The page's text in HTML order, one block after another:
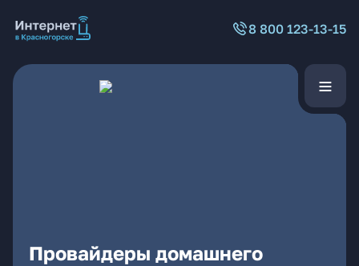
8 800 123-13-15
Провайдеры домашнего